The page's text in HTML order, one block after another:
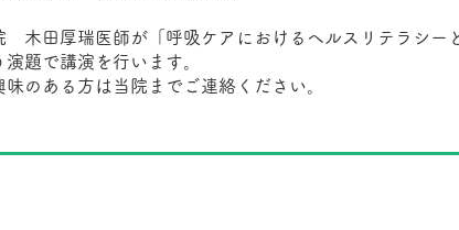
木田厚瑞医師が「呼吸ケアにおけるヘルスリテラシー
演題で講演を行います。
味のある方は当院までご連絡ください。